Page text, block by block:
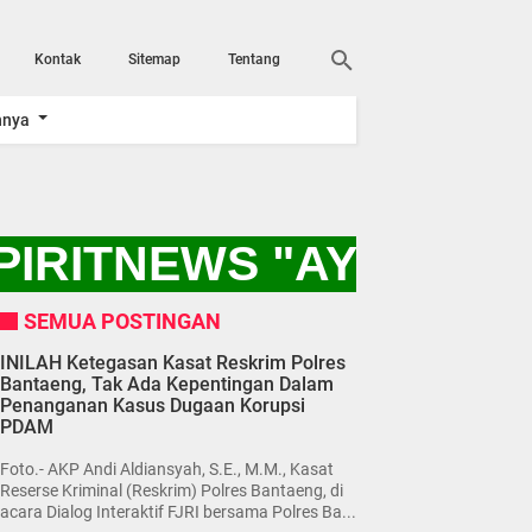
Kontak Sitemap Tentang
"AYO KITA
SEMUA POSTINGAN
INILAH Ketegasan Kasat Reskrim Polres
Bantaeng, Tak Ada Kepentingan Dalam
Penanganan Kasus Dugaan Korupsi
PDAM
Foto.- AKP Andi Aldiansyah, S.E., M.M., Kasat
Reserse Kriminal (Reskrim) Polres Bantaeng, di
acara Dialog Interaktif FJRI bersama Polres Ba...